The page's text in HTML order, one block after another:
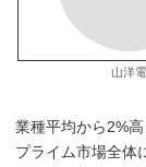
山洋
業種平均から2%
プライム市場全体